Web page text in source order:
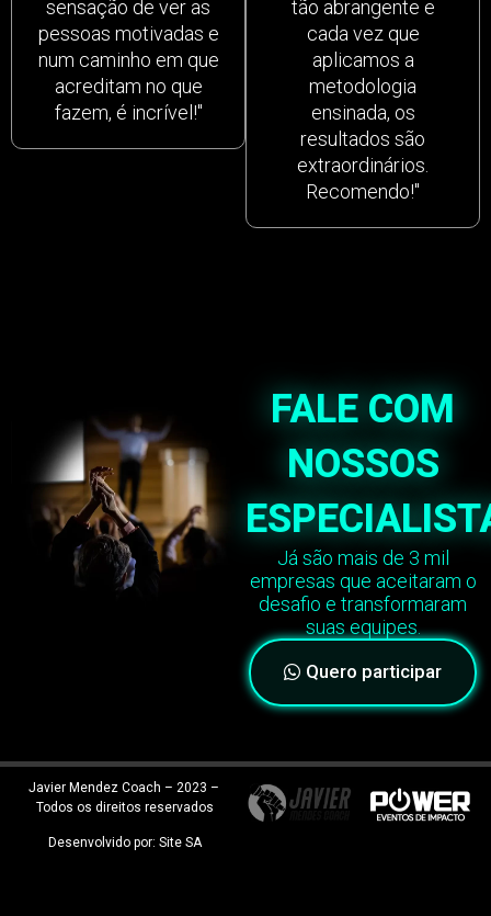
sensação de ver as
pessoas motivadas e
num caminho em que
acreditam no que
fazem, é incrível!"
tão abrangente e
cada vez que
aplicamos a
metodologia
ensinada, os
resultados são
extraordinários.
Recomendo!"
FALE COM
NOSSOS
Já são mais de 3 mil
empresas que aceitaram o
desafio e transformaram
suas equipes.
Quero participar
Javier Mendez Coach – 2023 –
Todos os direitos reservados
Desenvolvido por:Site SA